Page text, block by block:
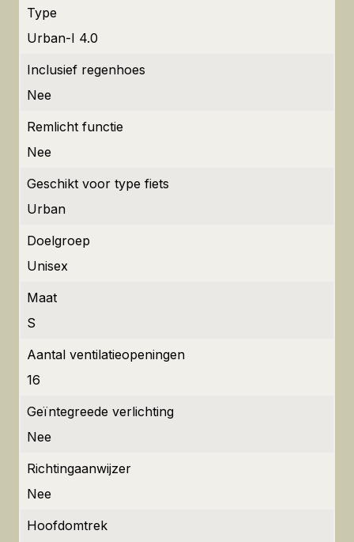
Type
Urban-I 4.0
Inclusief regenhoes
Nee
Remlicht functie
Nee
Geschikt voor type fiets
Urban
Doelgroep
Unisex
Maat
S
Aantal ventilatieopeningen
16
Geïntegreede verlichting
Nee
Richtingaanwijzer
Nee
Hoofdomtrek